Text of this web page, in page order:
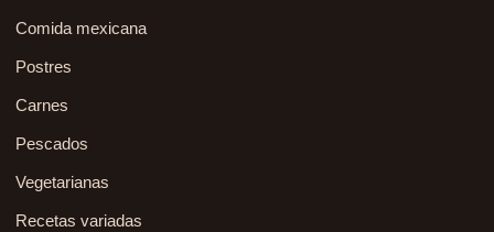
Comida mexicana
Postres
Carnes
Pescados
Vegetarianas
Recetas variadas